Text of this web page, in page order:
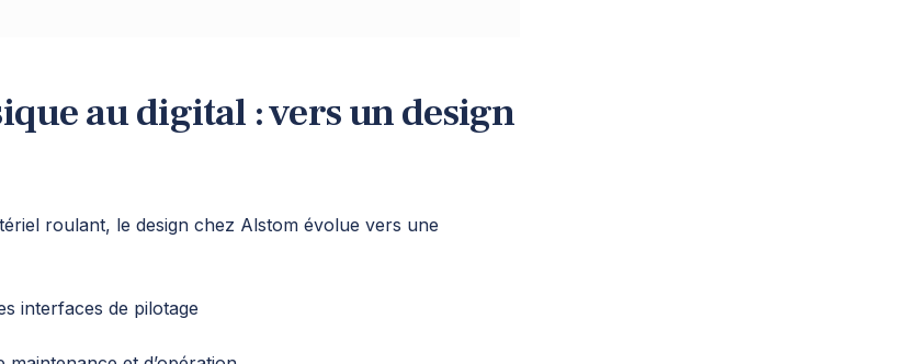
au digital : vers un design
roulant, le design chez Alstom évolue vers une
interfaces de pilotage